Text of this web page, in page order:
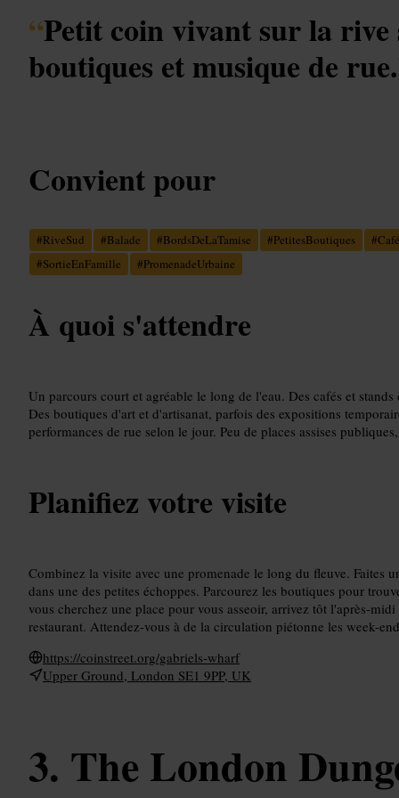
“Petit coin vivant sur la rive
boutiques et musique de rue.
Convient pour
#RiveSud #Balade #BordsDeLaTamise #PetitesBoutiques #
#SortieEnFamille #PromenadeUrbaine
À quoi s'attendre
Un parcours court et agréable le long de l'eau. Des cafés et
Des boutiques d'art et d'artisanat, parfois des expositions
performances de rue selon le jour. Peu de places assises
Planifiez votre visite
Combinez la visite avec une promenade le long du fleuve. Faites
dans une des petites échoppes. Parcourez les boutiques pour
vous cherchez une place pour vous asseoir, arrivez tôt l'après-
restaurant. Attendez-vous à de la circulation piétonne les week-
https://coinstreet.org/gabriels-wharf
Upper Ground, London SE1 9PP, UK
The London